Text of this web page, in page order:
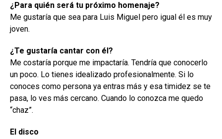
¿Para quién será tu próximo homenaje?
Me gustaría que sea para Luis Miguel pero igual él es muy
joven.
¿Te gustaría cantar con él?
Me costaría porque me impactaría. Tendría que conocerlo
un poco. Lo tienes idealizado profesionalmente. Si lo
conoces como persona ya entras más y esa timidez se te
pasa, lo ves más cercano. Cuando lo conozca me quedo
“chaz”.
El disco